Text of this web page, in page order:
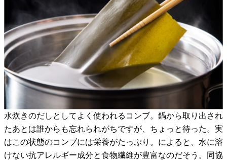
水炊きのだしとしてよく使われるコンブ。鍋から取り出され
たあとは誰からも忘れられがちですが、ちょっと待った。実
はこの状態のコンブには栄養がたっぷり。によると、水に溶
けない抗アレルギー成分と食物繊維が豊富なのだそう。同協